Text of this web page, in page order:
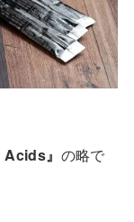
』 の略で